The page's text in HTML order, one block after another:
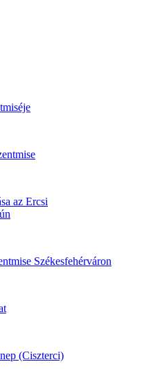
az Ercsi
Székesfehérváron
(Ciszterci)